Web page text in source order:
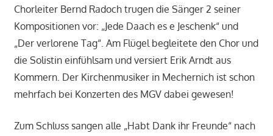
Chorleiter Bernd Radoch trugen die Sänger 2 seiner
Kompositionen vor: „Jede Daach es e Jeschenk“ und
„Der verlorene Tag“. Am Flügel begleitete den Chor und
die Solistin einfühlsam und versiert Erik Arndt aus
Kommern. Der Kirchenmusiker in Mechernich ist schon
mehrfach bei Konzerten des MGV dabei gewesen!
Zum Schluss sangen alle „Habt Dank ihr Freunde“ nach